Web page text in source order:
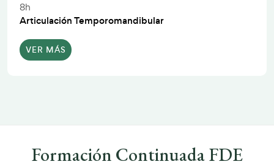
8h
Articulación Temporomandibular
VER MÁS
Formación Continuada FDE